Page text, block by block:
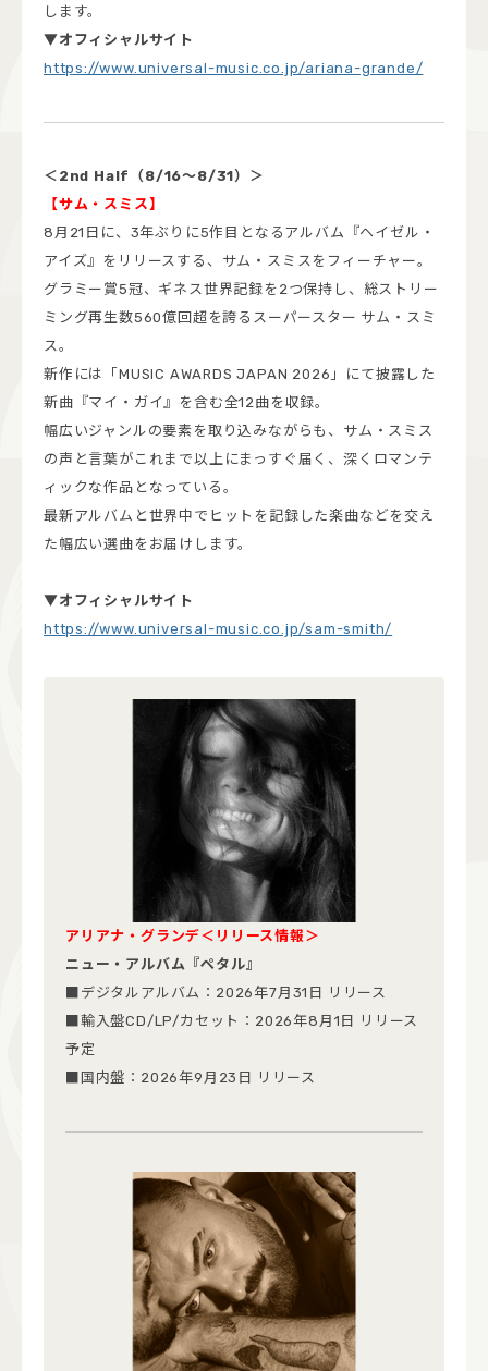
します。
▼オフィシャルサイト
https://www.universal-music.co.jp/ariana-grande/
＜2nd Half（8/16～8/31）＞
【サム・スミス】
8月21日に、3年ぶりに5作目となるアルバム『ヘイゼル・
アイズ』をリリースする、サム・スミスをフィーチャー。
グラミー賞5冠、ギネス世界記録を2つ保持し、総ストリー
ミング再生数560億回超を誇るスーパースター サム・スミ
ス。
新作には「MUSIC AWARDS JAPAN 2026」にて披露した
新曲『マイ・ガイ』を含む全12曲を収録。
幅広いジャンルの要素を取り込みながらも、サム・スミス
の声と言葉がこれまで以上にまっすぐ届く、深くロマンテ
ィックな作品となっている。
最新アルバムと世界中でヒットを記録した楽曲などを交え
た幅広い選曲をお届けします。
▼オフィシャルサイト
https://www.universal-music.co.jp/sam-smith/
アリアナ・グランデ＜リリース情報＞
ニュー・アルバム『ペタル』
■デジタルアルバム：2026年7月31日 リリース
■輸入盤CD/LP/カセット：2026年8月1日 リリース
予定
■国内盤：2026年9月23日 リリース